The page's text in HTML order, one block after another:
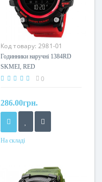
Код товару: 2981-01
Годинники наручні 1384RD
SKMEI, RED
0
286.00грн.
На складі